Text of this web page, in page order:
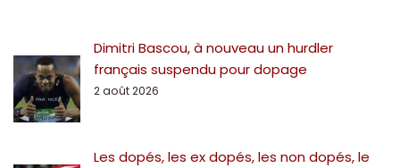
Dimitri Bascou, à nouveau un hurdler
français suspendu pour dopage
2 août 2026
Les dopés, les ex dopés, les non dopés, le